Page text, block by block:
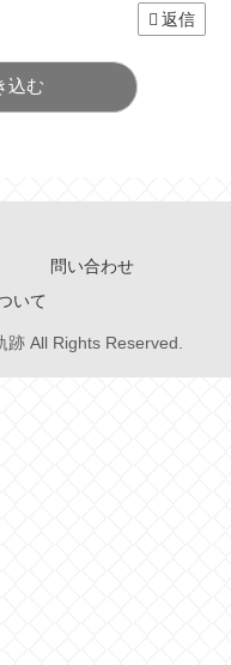
返信
込む
問い合わせ
いて
All Rights Reserved.